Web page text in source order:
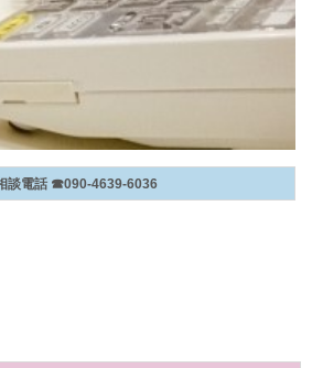
談電話 ☎090-4639-6036